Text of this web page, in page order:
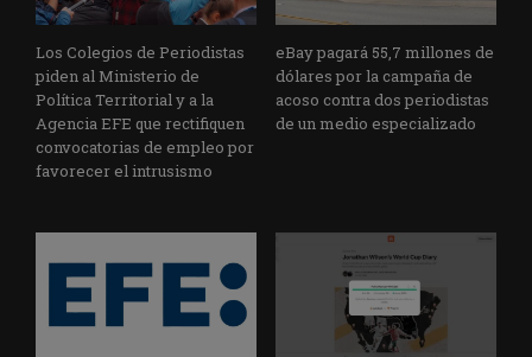
Los Colegios de Periodistas
piden al Ministerio de
Política Territorial y a la
Agencia EFE que rectifiquen
convocatorias de empleo por
favorecer el intrusismo
eBay pagará 55,7 millones de
dólares por la campaña de
acoso contra dos periodistas
de un medio especializado